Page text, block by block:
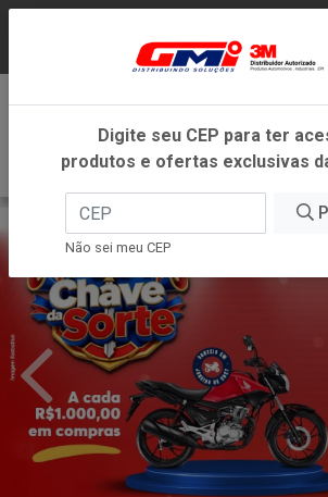
DENTRO DO ESTADO DE
Digite seu CEP para ter
produtos e ofertas exclusivas
Não sei meu CEP